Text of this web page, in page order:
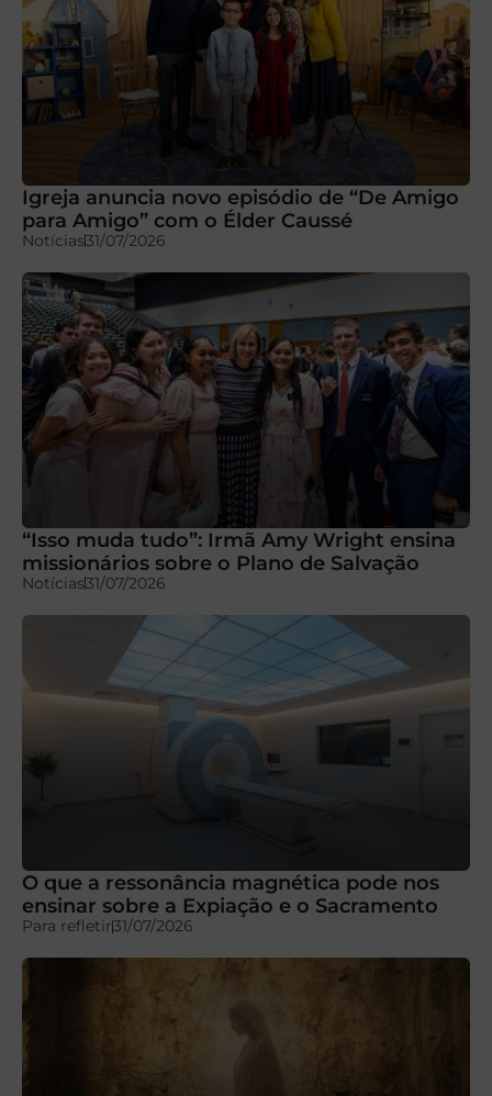
Igreja anuncia novo episódio de “De Amigo
para Amigo” com o Élder Caussé
Notícias31/07/2026
“Isso muda tudo”: Irmã Amy Wright ensina
missionários sobre o Plano de Salvação
Notícias31/07/2026
O que a ressonância magnética pode nos
ensinar sobre a Expiação e o Sacramento
Para refletir31/07/2026